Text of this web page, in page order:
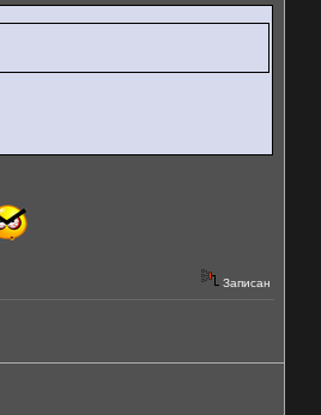
Записан